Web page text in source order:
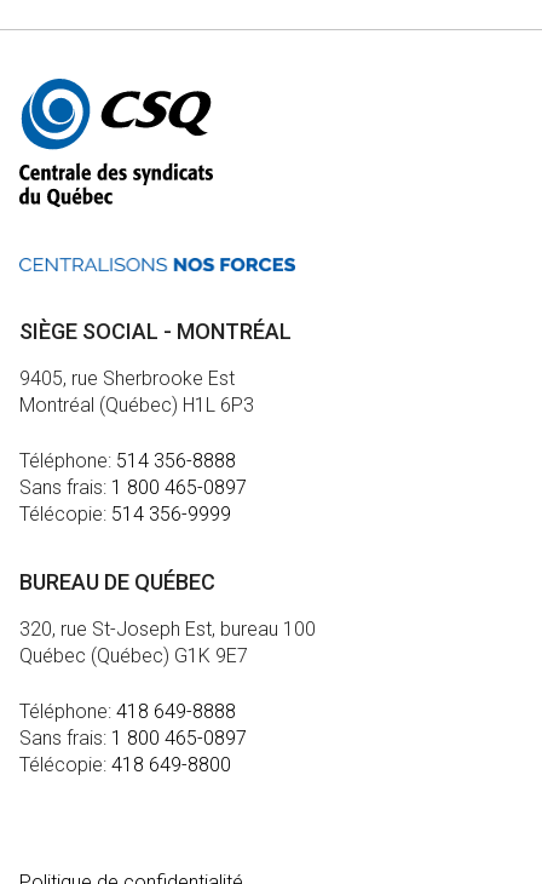
Autres
informations
SIÈGE SOCIAL - MONTRÉAL
9405, rue Sherbrooke Est
Montréal (Québec) H1L 6P3
Téléphone: 514 356-8888
Sans frais: 1 800 465-0897
Télécopie: 514 356-9999
BUREAU DE QUÉBEC
320, rue St-Joseph Est, bureau 100
Québec (Québec) G1K 9E7
Téléphone: 418 649-8888
Sans frais: 1 800 465-0897
Télécopie: 418 649-8800